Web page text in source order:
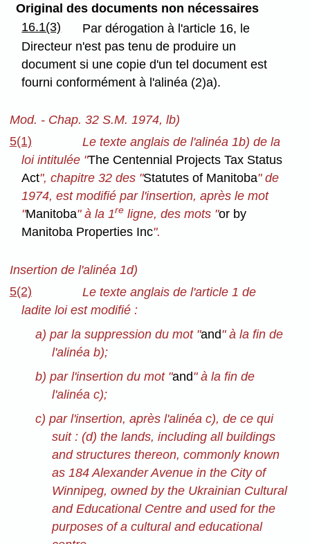
Original des documents non nécessaires
16.1(3)
Par dérogation à l'article 16, le
Directeur n'est pas tenu de produire un
document si une copie d'un tel document est
fourni conformément à l'alinéa (2)a).
Mod. - Chap. 32 S.M. 1974, lb)
5(1)
Le texte anglais de l'alinéa 1b) de la
loi intitulée "The Centennial Projects Tax Status
Act", chapitre 32 des "Statutes of Manitoba" de
1974, est modifié par l'insertion, après le mot
"Manitoba" à la 1re ligne, des mots "or by
Manitoba Properties Inc".
Insertion de l'alinéa 1d)
5(2)
Le texte anglais de l'article 1 de
ladite loi est modifié :
a) par la suppression du mot "and" à la fin de
l'alinéa b);
b) par l'insertion du mot "and" à la fin de
l'alinéa c);
c) par l'insertion, après l'alinéa c), de ce qui
suit : (d) the lands, including all buildings
and structures thereon, commonly known
as 184 Alexander Avenue in the City of
Winnipeg, owned by the Ukrainian Cultural
and Educational Centre and used for the
purposes of a cultural and educational